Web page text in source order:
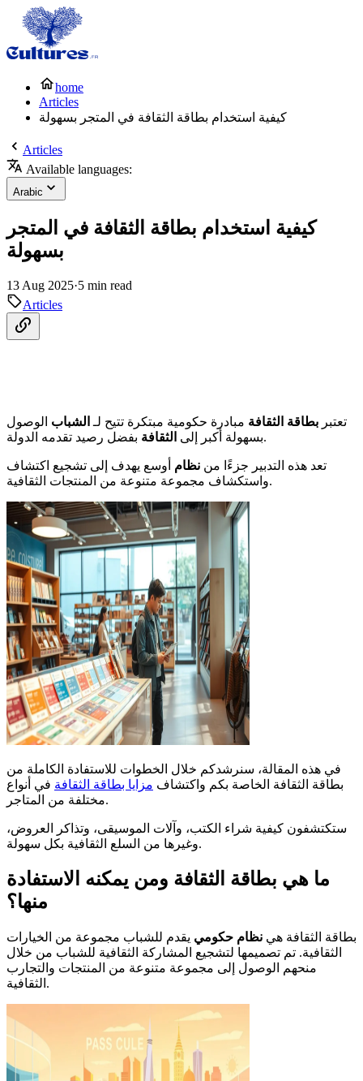
home
Articles
كيفية استخدام بطاقة الثقافة في المتجر بسهولة
Articles
Available languages:
Arabic
كيفية استخدام بطاقة الثقافة في المتجر
بسهولة
13 Aug 2025·5 min read
Articles
تعتبر بطاقة الثقافة مبادرة حكومية مبتكرة تتيح لـ الشباب الوصول
بسهولة أكبر إلى الثقافة بفضل رصيد تقدمه الدولة.
تعد هذه التدبير جزءًا من نظام أوسع يهدف إلى تشجيع اكتشاف
واستكشاف مجموعة متنوعة من المنتجات الثقافية.
في هذه المقالة، سنرشدكم خلال الخطوات للاستفادة الكاملة من
بطاقة الثقافة الخاصة بكم واكتشاف مزايا بطاقة الثقافة في أنواع
مختلفة من المتاجر.
ستكتشفون كيفية شراء الكتب، وآلات الموسيقى، وتذاكر العروض،
وغيرها من السلع الثقافية بكل سهولة.
ما هي بطاقة الثقافة ومن يمكنه الاستفادة
منها؟
بطاقة الثقافة هي نظام حكومي يقدم للشباب مجموعة من الخيارات
الثقافية. تم تصميمها لتشجيع المشاركة الثقافية للشباب من خلال
منحهم الوصول إلى مجموعة متنوعة من المنتجات والتجارب
الثقافية.